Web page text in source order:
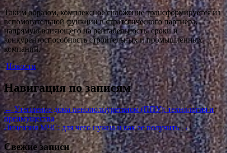
Таким образом, комплексное снабжение трансформируется из
вспомогательной функции в стратегического партнера,
напрямую влияющего на рентабельность, сроки и
конкурентоспособность строительных и промышленных
компаний.
Новости
Навигация по записям
← Утепление дома пенополиуретаном (ППУ): технология и
преимущества
Лицензия МЧС: для чего нужна и как ее получить→
Свежие записи